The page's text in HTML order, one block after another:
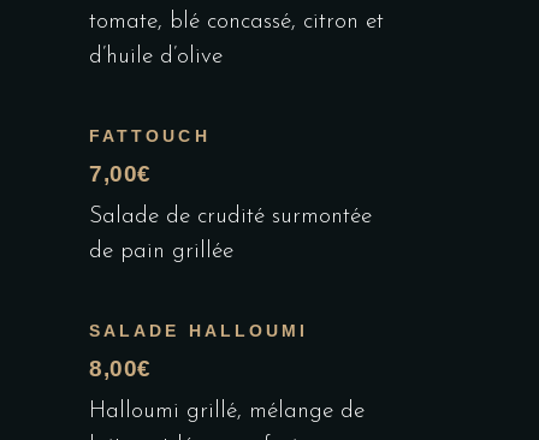
tomate, blé concassé, citron et
d’huile d’olive
FATTOUCH
7,00€
Salade de crudité surmontée
de pain grillée
SALADE HALLOUMI
8,00€
Halloumi grillé, mélange de